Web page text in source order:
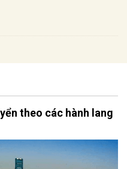
theo các hành lang